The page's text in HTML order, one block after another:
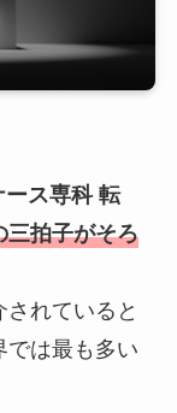
ース専科 転
三拍子がそろ
れていると
では最も多い